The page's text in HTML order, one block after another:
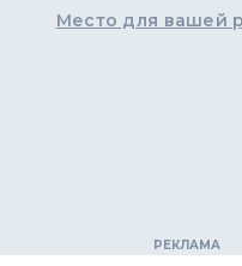
Место для вашей